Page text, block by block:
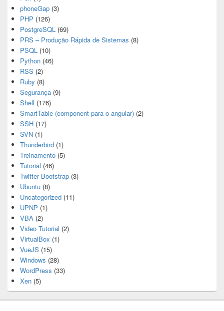
phoneGap (3)
PHP (126)
PostgreSQL (69)
PRS – Produção Rápida de Sistemas (8)
PSQL (10)
Python (46)
RSS (2)
Ruby (8)
Segurança (9)
Shell (176)
SmartTable (component para o angular) (2)
SSH (17)
SVN (1)
Thunderbird (1)
Treinamento (5)
Tutorial (46)
Twitter Bootstrap (3)
Ubuntu (8)
Uncategorized (11)
UPNP (1)
VBA (2)
Video Tutorial (2)
VirtualBox (1)
VueJS (15)
Windows (28)
WordPress (33)
Xen (5)